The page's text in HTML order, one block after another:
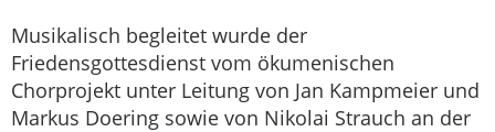
Musikalisch begleitet wurde der
Friedensgottesdienst vom ökumenischen
Chorprojekt unter Leitung von Jan Kampmeier und
Markus Doering sowie von Nikolai Strauch an der